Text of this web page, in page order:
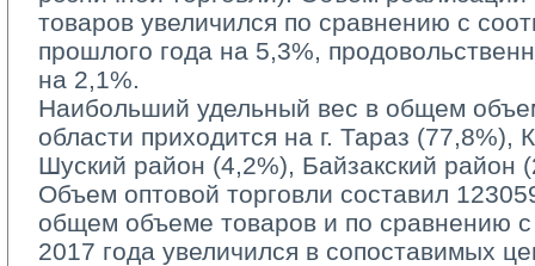
товаров увеличился по сравнению с
прошлого года на 5,3%,
на 2,1%.
Наибольший удельный вес в общем
области приходится на г. Тараз (77,8%),
Шуский район (4,2%), Байзакский район
Объем оптовой торговли составил
общем объеме товаров и по сравнению
2017 года увеличился в сопоставимых